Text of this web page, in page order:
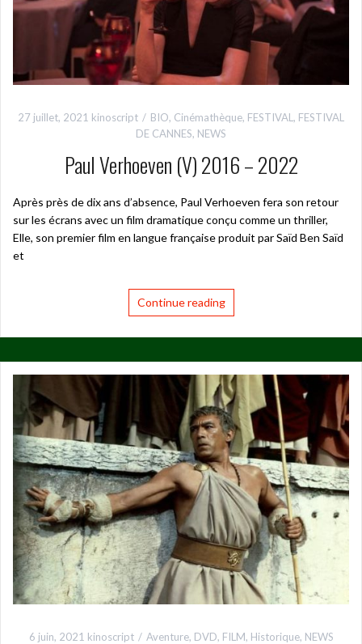
27 juillet, 2021 kinoscript BIO, Cinémathèque, FESTIVAL , FESTIVAL
DE CANNES, NEWS
Paul Verhoeven (V) 2016 – 2022
Après près de dix ans d’absence, Paul Verhoeven fera son retour
sur les écrans avec un film dramatique conçu comme un thriller,
Elle, son premier film en langue française produit par Saïd Ben Saïd
et
Continue reading
6 juin, 2021 kinoscript Aventure, DVD, FILM, Historique, NEWS